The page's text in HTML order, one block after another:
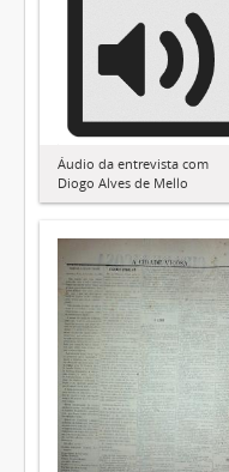
Áudio da entrevista com
Diogo Alves de Mello